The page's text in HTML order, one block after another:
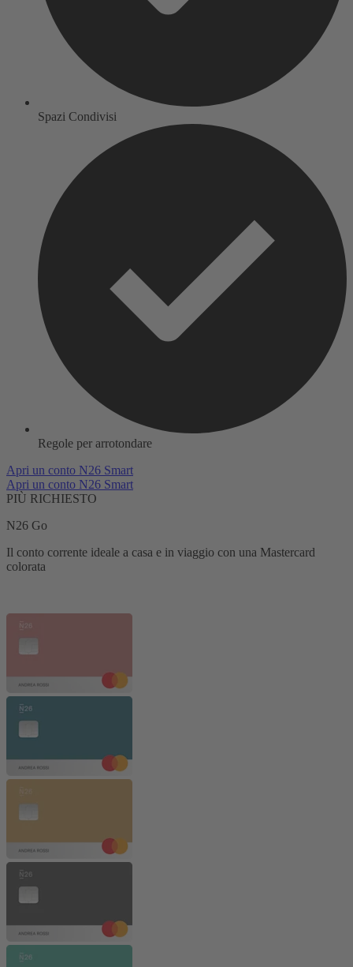
Spazi Condivisi
Regole per arrotondare
Apri un conto N26 Smart
Apri un conto N26 Smart
PIÙ RICHIESTO
N26 Go
Il conto corrente ideale a casa e in viaggio con una Mastercard
colorata